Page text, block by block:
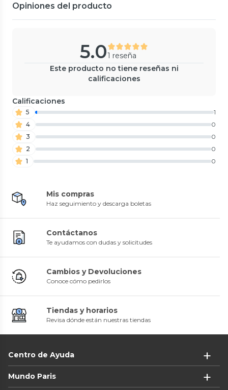
Opiniones del producto
5.01 reseña
Este producto no tiene reseñas ni
calificaciones
Calificaciones
5
1
4
0
3
0
2
0
1
0
Mis compras
Haz seguimiento y descarga boletas
Contáctanos
Te ayudamos con dudas y solicitudes
Cambios y Devoluciones
Conoce cómo pedirlos
Tiendas y horarios
Revisa dónde están nuestras tiendas
Centro de Ayuda
Mundo Paris